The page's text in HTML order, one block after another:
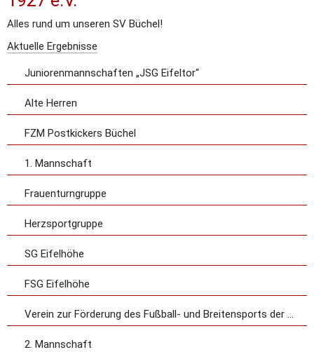
Alles rund um unseren SV Büchel!
Aktuelle Ergebnisse
Juniorenmannschaften „JSG Eifeltor“
Alte Herren
FZM Postkickers Büchel
1. Mannschaft
Frauenturngruppe
Herzsportgruppe
SG Eifelhöhe
FSG Eifelhöhe
Verein zur Förderung des Fußball- und Breitensports der Gemeinde Büchel e.V.
2. Mannschaft